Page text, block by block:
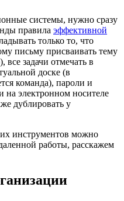
системы, нужно сразу
правила эффективной
только то, что
письму присваивать тему
задачи отмечать в
доске (в
команда), пароли и
на электронном носителе
дублировать у
инструментов можно
работы, расскажем